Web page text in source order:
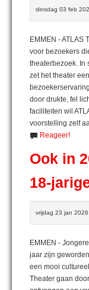
dinsdag 03 feb
EMMEN - ATLAS
voor bezoekers
theaterbezoek. In
zet het theater
door drukte, fel
faciliteiten wil
voorstelling zelf
Reageer!
Ook in
18-
vrijdag 23 jan
EMMEN -
jaar zijn
een mooi
Theater gaan